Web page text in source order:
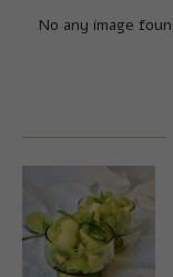
No any image